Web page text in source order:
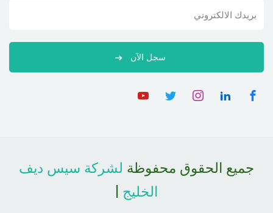
سجل الآن
جميع الحقوق محفوظة لشركة سيس ديف
الخليج |